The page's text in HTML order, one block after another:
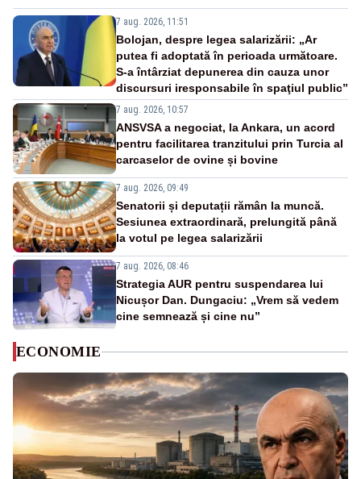
7 aug. 2026, 11:51
Bolojan, despre legea salarizării: „Ar
putea fi adoptată în perioada următoare.
S-a întârziat depunerea din cauza unor
discursuri iresponsabile în spaţiul public”
7 aug. 2026, 10:57
ANSVSA a negociat, la Ankara, un acord
pentru facilitarea tranzitului prin Turcia al
carcaselor de ovine și bovine
7 aug. 2026, 09:49
Senatorii și deputații rămân la muncă.
Sesiunea extraordinară, prelungită până
la votul pe legea salarizării
7 aug. 2026, 08:46
Strategia AUR pentru suspendarea lui
Nicușor Dan. Dungaciu: „Vrem să vedem
cine semnează și cine nu”
ECONOMIE